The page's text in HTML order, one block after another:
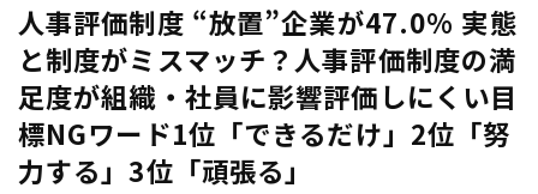
人事評価制度 “放置”企業が47.0% 実態
と制度がミスマッチ？人事評価制度の満
足度が組織・社員に影響評価しにくい目
標NGワード1位「できるだけ」2位「努
力する」3位「頑張る」